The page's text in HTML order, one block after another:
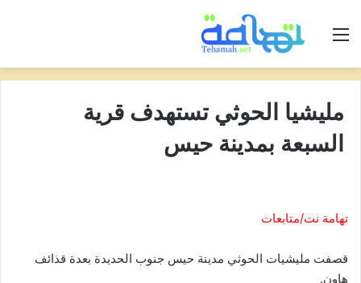
القائمة
مليشيا الحوثي تستهدف قرية
السبعة بمدينة حيس
تهامة نت/متابعات
قصفت مليشيات الحوثي مدينة حيس جنوب الحديدة بعدة قذائف
هاون.